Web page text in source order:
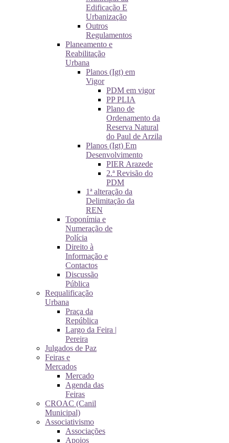
Edificação E
Urbanização
Outros
Regulamentos
Planeamento e
Reabilitação
Urbana
Planos (Igt) em
Vigor
PDM em vigor
PP PLIA
Plano de
Ordenamento da
Reserva Natural
do Paul de Arzila
Planos (Igt) Em
Desenvolvimento
PIER Arazede
2.ª Revisão do
PDM
1ª alteração da
Delimitação da
REN
Toponímia e
Numeração de
Polícia
Direito à
Informação e
Contactos
Discussão
Pública
Requalificação
Urbana
Praça da
República
Largo da Feira |
Pereira
Julgados de Paz
Feiras e
Mercados
Mercado
Agenda das
Feiras
CROAC (Canil
Municipal)
Associativismo
Associações
Apoios